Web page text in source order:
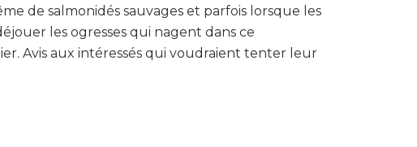
de salmonidés sauvages et parfois lorsque les
les ogresses qui nagent dans ce
Avis aux intéressés qui voudraient tenter leur